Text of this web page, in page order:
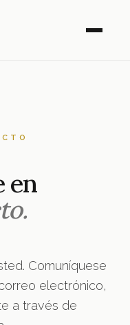
en
Comuníquese
electrónico,
a través de